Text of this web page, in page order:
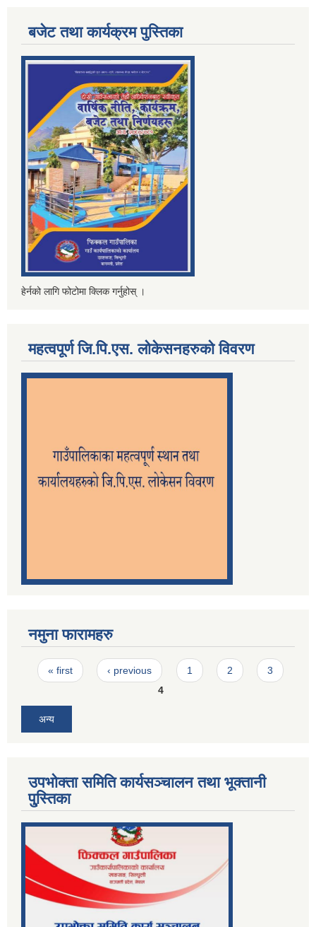
बजेट तथा कार्यक्रम पुस्तिका
हेर्नको लागि फोटोमा क्लिक गर्नुहोस् ।
महत्वपूर्ण जि.पि.एस. लोकेसनहरुको विवरण
नमुना फारामहरु
Pages
« first ‹ previous 1 2
3
4
अन्य
उपभोक्ता समिति कार्यसञ्चालन तथा भूक्तानी
पु्स्तिका